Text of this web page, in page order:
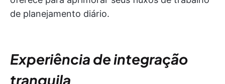
de planejamento diário.
Experiência de integração
tranquila